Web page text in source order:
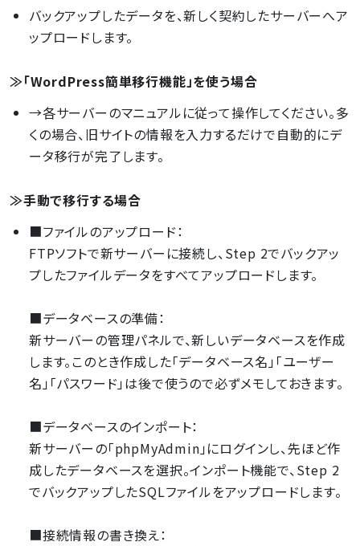
バックアップしたデータを、新しく契約したサーバーへア
ップロードします。
≫「WordPress簡単移行機能」を使う場合
→各サーバーのマニュアルに従って操作してください。多
くの場合、旧サイトの情報を入力するだけで自動的にデ
ータ移行が完了します。
≫手動で移行する場合
■ファイルのアップロード：
FTPソフトで新サーバーに接続し、Step 2でバックアッ
プしたファイルデータをすべてアップロードします。
■データベースの準備：
新サーバーの管理パネルで、新しいデータベースを作成
します。このとき作成した「データベース名」「ユーザー
名」「パスワード」は後で使うので必ずメモしておきます。
■データベースのインポート：
新サーバーの「phpMyAdmin」にログインし、先ほど作
成したデータベースを選択。インポート機能で、Step 2
でバックアップしたSQLファイルをアップロードします。
■接続情報の書き換え：